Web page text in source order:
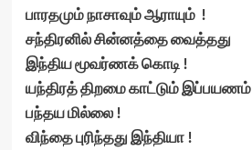
பாரதமும் நாசாவும் ஆராயும் !
சந்திரனில் சின்னத்தை வைத்தது
இந்திய மூவர்ணக் கொடி !
யந்திரத் திறமை காட்டும் இப்பயணம்
பந்தய மில்லை !
விந்தை புரிந்தது இந்தியா !